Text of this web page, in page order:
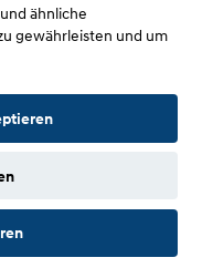
Scherhag
ähnliche
gewährleisten und um